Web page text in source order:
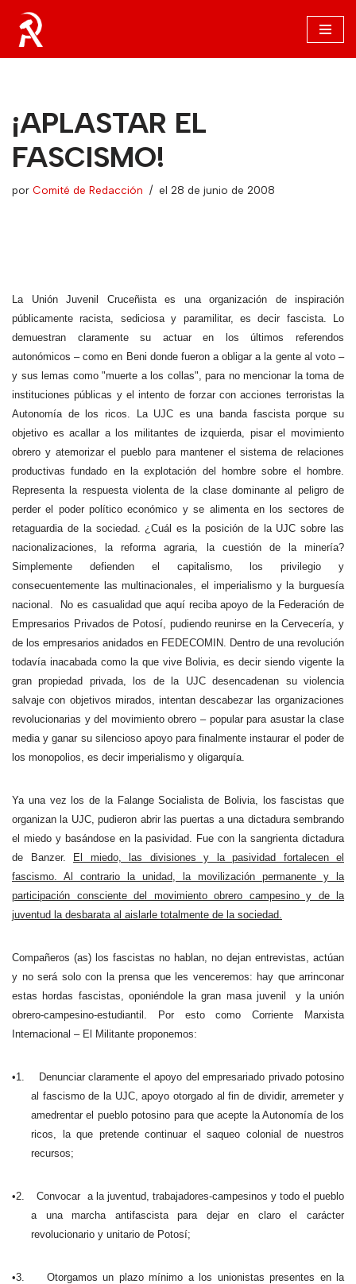
Saltar
al
¡APLASTAR EL
FASCISMO!
por Comité de Redacción el 28 de junio de 2008
La Unión Juvenil Cruceñista es una organización de inspiración
públicamente racista, sediciosa y paramilitar, es decir fascista. Lo
demuestran claramente su actuar en los últimos referendos
autonómicos – como en Beni donde fueron a obligar a la gente al voto –
y sus lemas como "muerte a los collas", para no mencionar la toma de
instituciones públicas y el intento de forzar con acciones terroristas la
Autonomía de los ricos. La UJC es una banda fascista porque su
objetivo es acallar a los militantes de izquierda, pisar el movimiento
obrero y atemorizar el pueblo para mantener el sistema de relaciones
productivas fundado en la explotación del hombre sobre el hombre.
Representa la respuesta violenta de la clase dominante al peligro de
perder el poder político económico y se alimenta en los sectores de
retaguardia de la sociedad. ¿Cuál es la posición de la UJC sobre las
nacionalizaciones, la reforma agraria, la cuestión de la minería?
Simplemente defienden el capitalismo, los privilegio y
consecuentemente las multinacionales, el imperialismo y la burguesía
nacional.
No es casualidad que aquí reciba apoyo de la Federación de
Empresarios Privados de Potosí, pudiendo reunirse en la Cervecería, y
de los empresarios anidados en FEDECOMIN. Dentro de una revolución
todavía inacabada como la que vive Bolivia, es decir siendo vigente la
gran propiedad privada, los de la UJC desencadenan su violencia
salvaje con objetivos mirados, intentan descabezar las organizaciones
revolucionarias y del movimiento obrero – popular para asustar la clase
media y ganar su silencioso apoyo para finalmente instaurar el poder de
los monopolios, es decir imperialismo y oligarquía.
Ya una vez los de la Falange Socialista de Bolivia, los fascistas que
organizan la UJC, pudieron abrir las puertas a una dictadura sembrando
el miedo y basándose en la pasividad. Fue con la sangrienta dictadura
de Banzer.
El miedo, las divisiones y la pasividad fortalecen el
fascismo. Al contrario la unidad, la movilización permanente y la
participación consciente del movimiento obrero campesino y de la
juventud la desbarata al aislarle totalmente de la sociedad.
Compañeros (as) los fascistas no hablan, no dejan entrevistas, actúan
y no será solo con la prensa que les venceremos: hay que arrinconar
estas hordas fascistas, oponiéndole la gran masa juvenil
y la unión
obrero-campesino-estudiantil. Por esto como Corriente Marxista
Internacional – El Militante proponemos:
•1.
Denunciar claramente el apoyo del empresariado privado potosino
al fascismo de la UJC, apoyo otorgado al fin de dividir, arremeter y
amedrentar el pueblo potosino para que acepte la Autonomía de los
ricos, la que pretende continuar el saqueo colonial de nuestros
recursos;
•2. Convocar a la juventud, trabajadores-campesinos y todo el pueblo
a una marcha antifascista para dejar en claro el carácter
revolucionario y unitario de Potosí;
•3.
Otorgamos un plazo mínimo a los unionistas presentes en la